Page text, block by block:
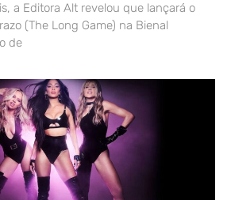
a Editora Alt revelou que lançará o
(The Long Game) na Bienal
de